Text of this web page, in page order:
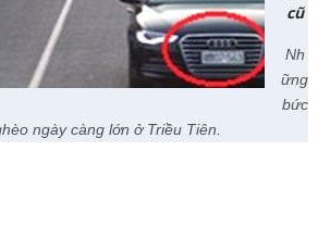
cũ
Nh
ững
bức
ngày càng lớn ở Triều Tiên.